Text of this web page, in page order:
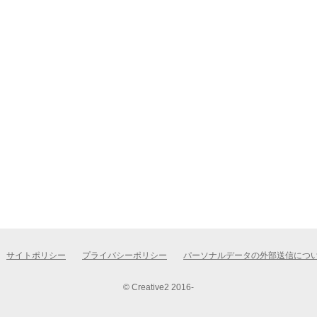
サイトポリシー プライバシーポリシー パーソナルデータの外部送信につ
© Creative2 2016-